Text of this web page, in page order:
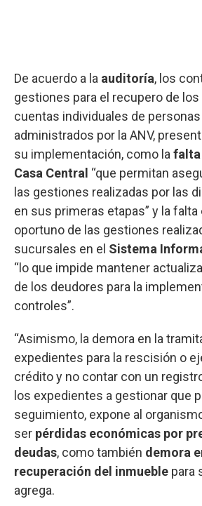
De acuerdo a la auditoría, los
gestiones para el recupero de
cuentas individuales de
administrados por la ANV,
su implementación, como la falta
Casa Central “que permitan
las gestiones realizadas por las
en sus primeras etapas” y la
oportuno de las gestiones
sucursales en el Sistema
“lo que impide mantener
de los deudores para la
controles”.
“Asimismo, la demora en la
expedientes para la rescisión o
crédito y no contar con un
los expedientes a gestionar que
seguimiento, expone al
ser pérdidas económicas por
deudas, como también demora
recuperación del inmueble para
agrega.